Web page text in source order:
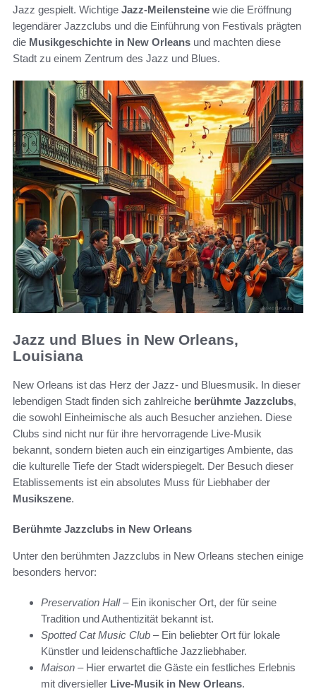
Jazz gespielt. Wichtige Jazz-Meilensteine wie die Eröffnung
legendärer Jazzclubs und die Einführung von Festivals prägten
die Musikgeschichte in New Orleans und machten diese
Stadt zu einem Zentrum des Jazz und Blues.
Jazz und Blues in New Orleans,
Louisiana
New Orleans ist das Herz der Jazz- und Bluesmusik. In dieser
lebendigen Stadt finden sich zahlreiche berühmte Jazzclubs,
die sowohl Einheimische als auch Besucher anziehen. Diese
Clubs sind nicht nur für ihre hervorragende Live-Musik
bekannt, sondern bieten auch ein einzigartiges Ambiente, das
die kulturelle Tiefe der Stadt widerspiegelt. Der Besuch dieser
Etablissements ist ein absolutes Muss für Liebhaber der
Musikszene.
Berühmte Jazzclubs in New Orleans
Unter den berühmten Jazzclubs in New Orleans stechen einige
besonders hervor:
Preservation Hall– Ein ikonischer Ort, der für seine
Tradition und Authentizität bekannt ist.
Spotted Cat Music Club – Ein beliebter Ort für lokale
Künstler und leidenschaftliche Jazzliebhaber.
Maison – Hier erwartet die Gäste ein festliches Erlebnis
mit diversieller Live-Musik in New Orleans.